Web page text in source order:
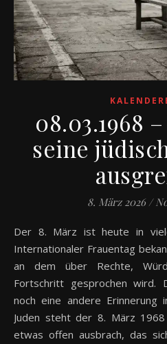
08.03.1968
seine
8. März 2026 /
Der 8. März ist heute in vielen Ländern der Welt als
Internationaler Frauentag
an dem über Rechte,
Fortschritt gesprochen wird.
noch eine andere Erinnerung
Juden steht der 8. März
etwas offen ausbrach, das